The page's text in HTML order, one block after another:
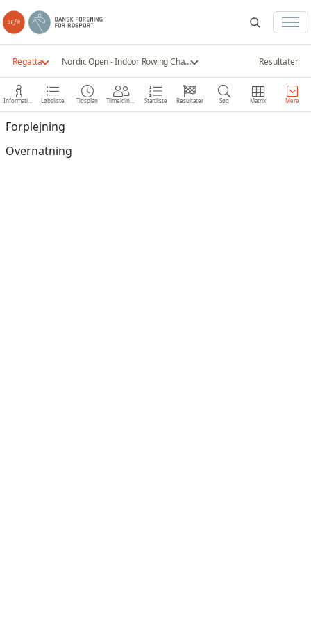
Regatta Nordic Open - Indoor Rowing Championships 2022 Resultater
Information Løbsliste Tidsplan Tilmeldinger Startliste Resultater Søg Matrix Mere
Forplejning
Overnatning